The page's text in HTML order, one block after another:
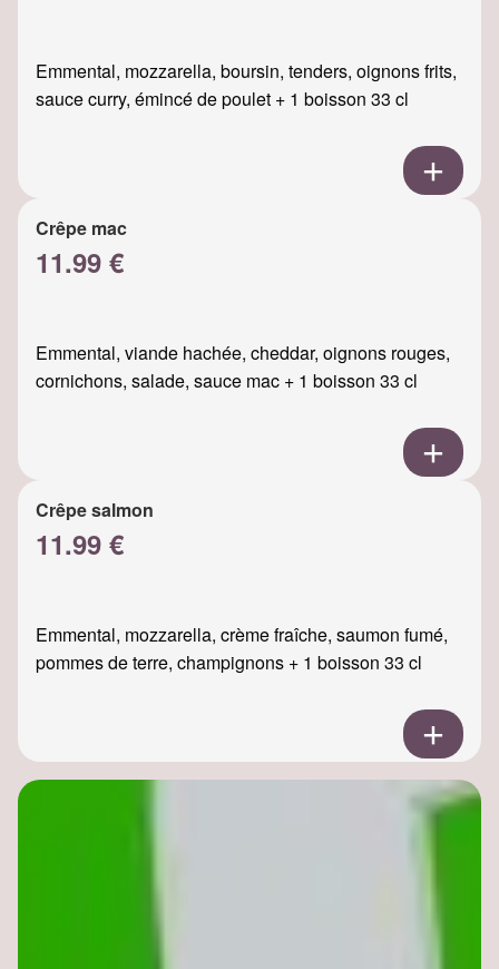
Emmental, mozzarella, boursin, tenders, oignons frits,
sauce curry, émincé de poulet + 1 boisson 33 cl
Crêpe mac
11.99 €
Emmental, viande hachée, cheddar, oignons rouges,
cornichons, salade, sauce mac + 1 boisson 33 cl
Crêpe salmon
11.99 €
Emmental, mozzarella, crème fraîche, saumon fumé,
pommes de terre, champignons + 1 boisson 33 cl